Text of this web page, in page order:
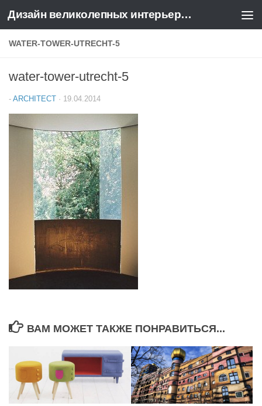
Перейти к содержимому Дизайн великолепных интерьеров квартир и домов
WATER-TOWER-UTRECHT-5
water-tower-utrecht-5
- ARCHITECT · 19.04.2014
ВАМ МОЖЕТ ТАКЖЕ ПОНРАВИТЬСЯ...